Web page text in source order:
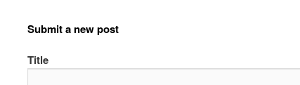
Submit a new post
Title